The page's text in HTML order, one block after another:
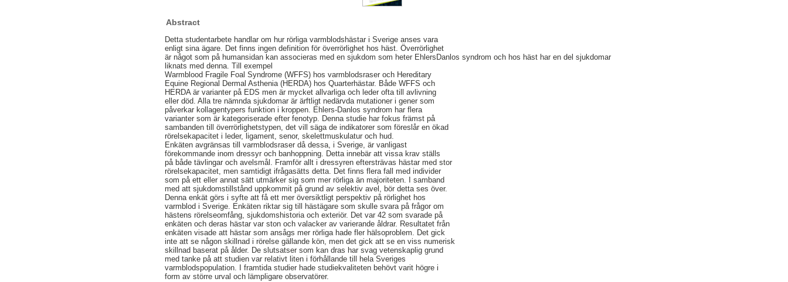
Abstract
Detta studentarbete handlar om hur rörliga varmblodshästar i Sverige anses vara
enligt sina ägare. Det finns ingen definition för överrörlighet hos häst. Överrörlighet
är något som på humansidan kan associeras med en sjukdom som heter EhlersDanlos syndrom och hos häst har en del sjukdomar
liknats med denna. Till exempel
Warmblood Fragile Foal Syndrome (WFFS) hos varmblodsraser och Hereditary
Equine Regional Dermal Asthenia (HERDA) hos Quarterhästar. Både WFFS och
HERDA är varianter på EDS men är mycket allvarliga och leder ofta till avlivning
eller död. Alla tre nämnda sjukdomar är ärftligt nedärvda mutationer i gener som
påverkar kollagentypers funktion i kroppen. Ehlers-Danlos syndrom har flera
varianter som är kategoriserade efter fenotyp. Denna studie har fokus främst på
sambanden till överrörlighetstypen, det vill säga de indikatorer som föreslår en ökad
rörelsekapacitet i leder, ligament, senor, skelettmuskulatur och hud.
Enkäten avgränsas till varmblodsraser då dessa, i Sverige, är vanligast
förekommande inom dressyr och banhoppning. Detta innebär att vissa krav ställs
på både tävlingar och avelsmål. Framför allt i dressyren eftersträvas hästar med stor
rörelsekapacitet, men samtidigt ifrågasätts detta. Det finns flera fall med individer
som på ett eller annat sätt utmärker sig som mer rörliga än majoriteten. I samband
med att sjukdomstillstånd uppkommit på grund av selektiv avel, bör detta ses över.
Denna enkät görs i syfte att få ett mer översiktligt perspektiv på rörlighet hos
varmblod i Sverige. Enkäten riktar sig till hästägare som skulle svara på frågor om
hästens rörelseomfång, sjukdomshistoria och exteriör. Det var 42 som svarade på
enkäten och deras hästar var ston och valacker av varierande åldrar. Resultatet från
enkäten visade att hästar som ansågs mer rörliga hade fler hälsoproblem. Det gick
inte att se någon skillnad i rörelse gällande kön, men det gick att se en viss numerisk
skillnad baserat på ålder. De slutsatser som kan dras har svag vetenskaplig grund
med tanke på att studien var relativt liten i förhållande till hela Sveriges
varmblodspopulation. I framtida studier hade studiekvaliteten behövt varit högre i
form av större urval och lämpligare observatörer.